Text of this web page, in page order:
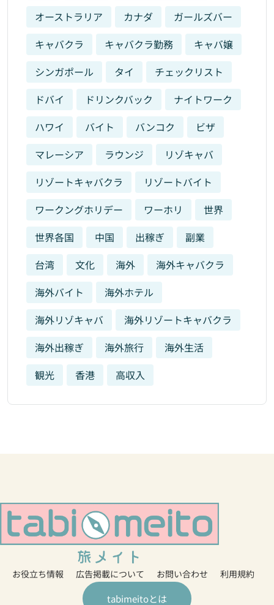
オーストラリア
カナダ
ガールズバー
キャバクラ
キャバクラ勤務
キャバ嬢
シンガポール
タイ
チェックリスト
ドバイ
ドリンクバック
ナイトワーク
ハワイ
バイト バンコク
ビザ
マレーシア
ラウンジ
リゾキャバ
リゾートキャバクラ
リゾートバイト
ワークングホリデー
ワーホリ
世界
世界各国
中国 出稼ぎ
副業
台湾
文化 海外
海外キャバクラ
海外バイト
海外ホテル
海外リゾキャバ
海外リゾートキャバクラ
海外出稼ぎ
海外旅行
海外生活
観光
香港 高収入
お役立ち情報 広告掲載について お問い合わせ 利用規約
tabimeitoとは